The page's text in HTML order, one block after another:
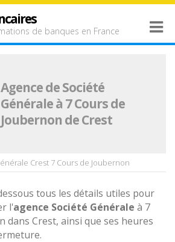
de banques en France
Agence de Société
Générale à 7 Cours de
Joubernon de Crest
Crest 7 Cours de Joubernon
tous les détails utiles pour
l'agence Société Générale à 7
dans Crest, ainsi que ses heures